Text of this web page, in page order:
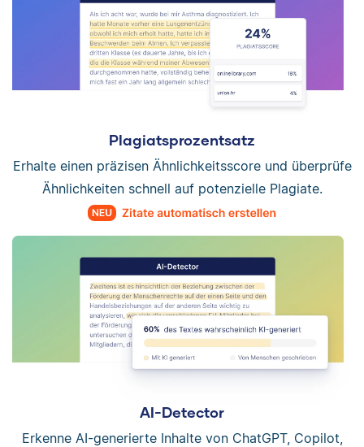
Plagiatsprozentsatz
Erhalte einen präzisen Ähnlichkeitsscore und überprüfe
Ähnlichkeiten schnell auf potenzielle Plagiate.
AI-Detector
Erkenne AI-generierte Inhalte von ChatGPT, Copilot,